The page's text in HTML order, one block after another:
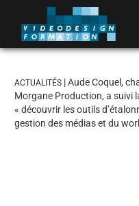
ACTUALITÉS | Aude Coquel,
Morgane Production, a suivi
« découvrir les outils
gestion des médias et du